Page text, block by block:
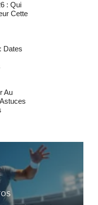
: Qui
Cette
Dates
Au